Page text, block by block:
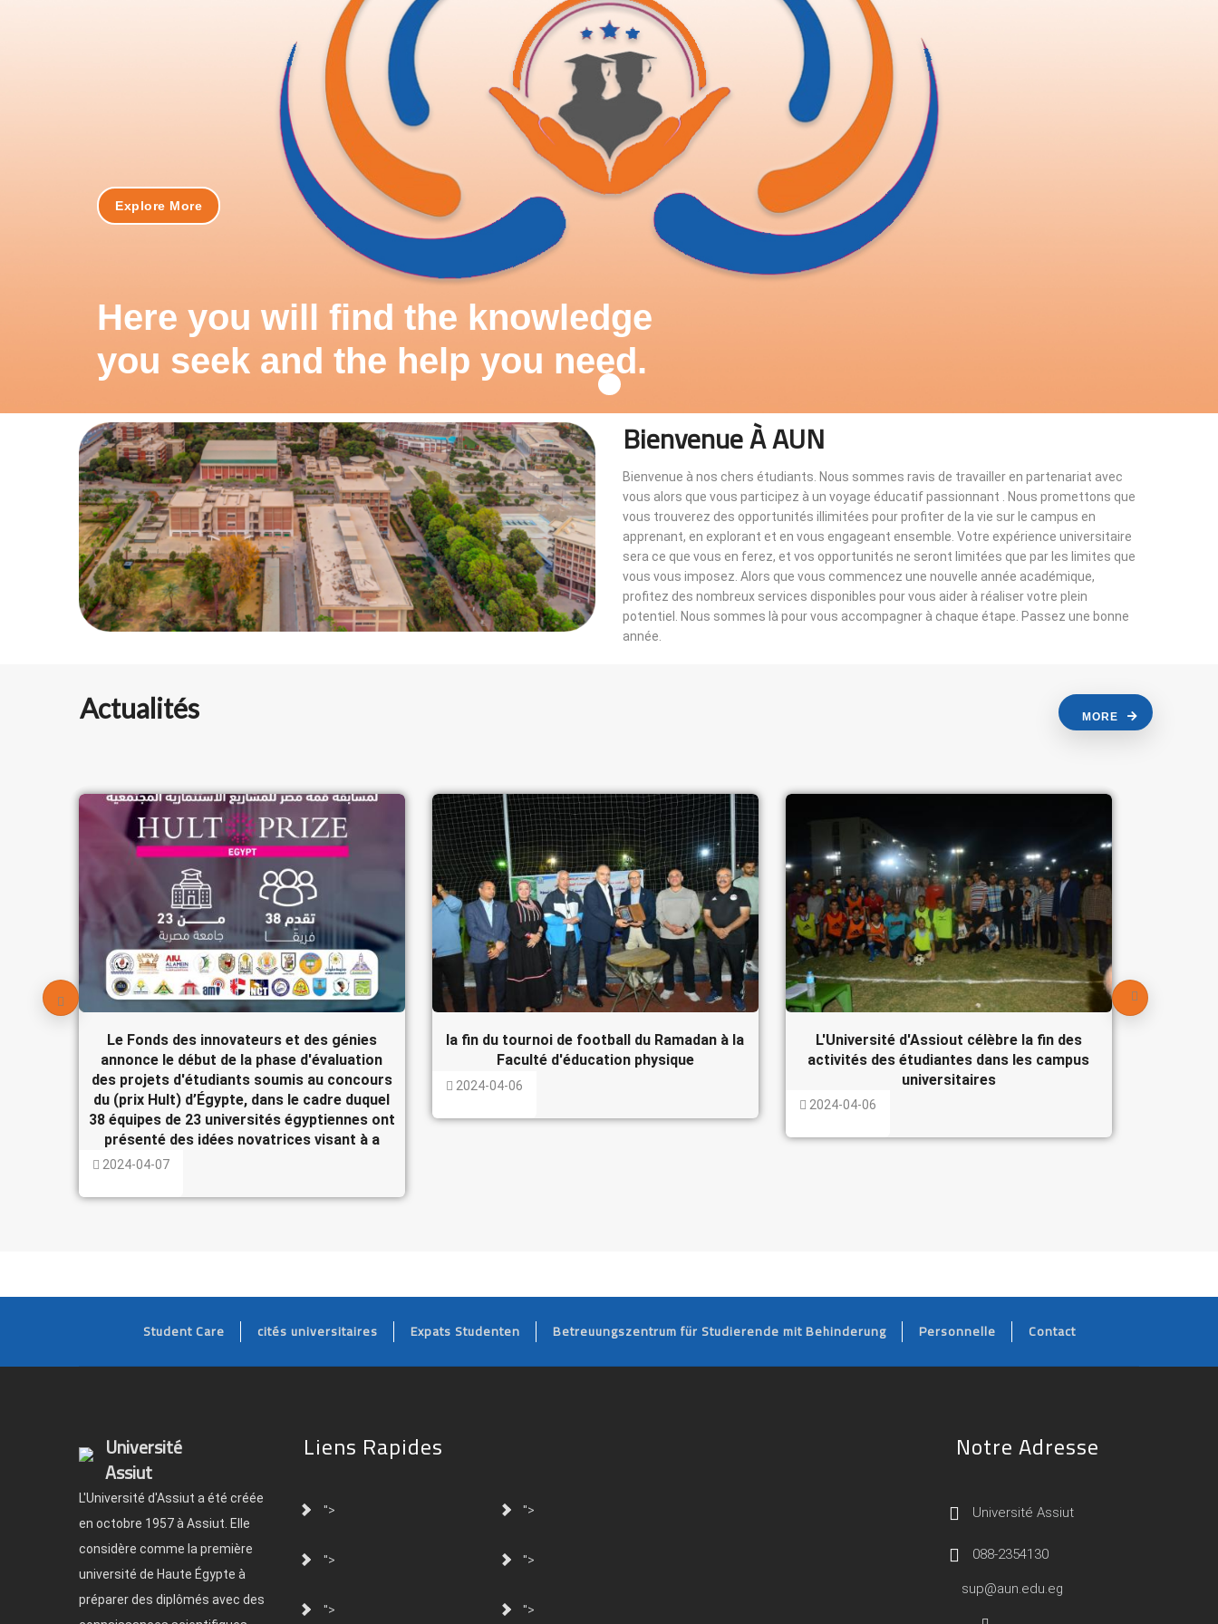
Here you will find the knowledge
you seek and the help you need.
Explore More
Bienvenue À AUN
Bienvenue à nos chers étudiants. Nous sommes ravis de travailler en partenariat avec
vous alors que vous participez à un voyage éducatif passionnant . Nous promettons que
vous trouverez des opportunités illimitées pour profiter de la vie sur le campus en
apprenant, en explorant et en vous engageant ensemble. Votre expérience universitaire
sera ce que vous en ferez, et vos opportunités ne seront limitées que par les limites que
vous vous imposez. Alors que vous commencez une nouvelle année académique,
profitez des nombreux services disponibles pour vous aider à réaliser votre plein
potentiel. Nous sommes là pour vous accompagner à chaque étape. Passez une bonne
année.
Actualités MORE
Le Fonds des innovateurs et des génies
annonce le début de la phase d'évaluation
des projets d'étudiants soumis au concours
du (prix Hult) d’Égypte, dans le cadre duquel
38 équipes de 23 universités égyptiennes ont
présenté des idées novatrices visant à a
2024-04-07
la fin du tournoi de football du Ramadan à la
Faculté d'éducation physique
2024-04-06
L'Université d'Assiout célèbre la fin des
activités des étudiantes dans les campus
universitaires
2024-04-06
FOOTER
Student Care cités universitaires Expats Studenten Betreuungszentrum für Studierende mit Behinderung Personnelle Contact
Université
Assiut
L'Université d'Assiut a été créée
en octobre 1957 à Assiut. Elle
considère comme la première
université de Haute Égypte à
préparer des diplômés avec des
Liens Rapides
"> ">
"> ">
"> ">
Notre Adresse
Université Assiut
088-2354130
sup@aun.edu.eg